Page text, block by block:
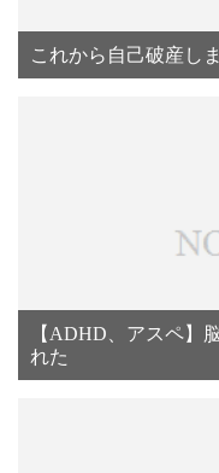
これから自己破産し
【ADHD、アスペ】
れた